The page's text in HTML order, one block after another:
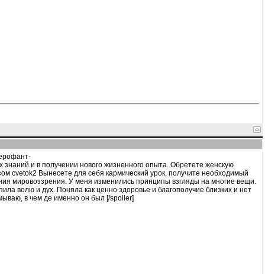
и в получении нового жизненного опыта. Обретете женскую
cvetok2 Вынесете для себя кармический урок, получите необходимый
мировоззрения. У меня изменились принципы взгляды на многие вещи.
волю и дух. Поняла как ценно здоровье и благополучие близких и нет
в чем де именно он был [/spoiler]